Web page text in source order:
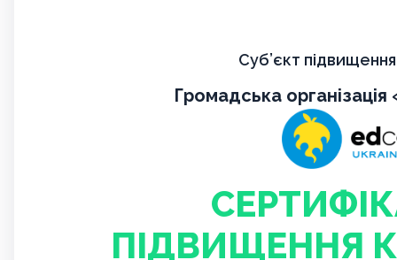
Суб’єкт підвищення
Громадська
ПІДВИЩЕННЯ